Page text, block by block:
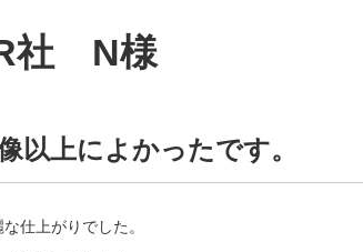
社 N様
以上によかったです。
仕上がりでした。